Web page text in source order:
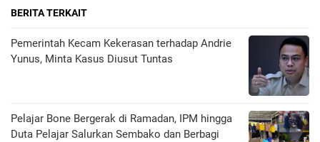
BERITA TERKAIT
Pemerintah Kecam Kekerasan terhadap Andrie
Yunus, Minta Kasus Diusut Tuntas
Pelajar Bone Bergerak di Ramadan, IPM hingga
Duta Pelajar Salurkan Sembako dan Berbagi